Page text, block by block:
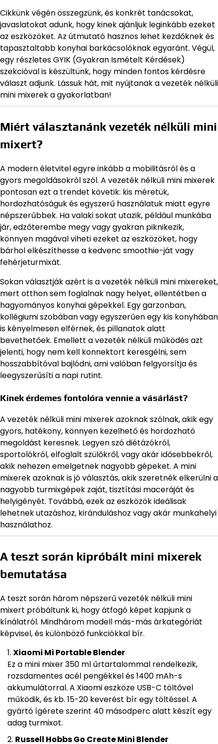
Cikkünk végén összegzünk, és konkrét tanácsokat,
javaslatokat adunk, hogy kinek ajánljuk leginkább ezeket
az eszközöket. Az útmutató hasznos lehet kezdőknek és
tapasztaltabb konyhai barkácsolóknak egyaránt. Végül,
egy részletes GYIK (Gyakran Ismételt Kérdések)
szekcióval is készültünk, hogy minden fontos kérdésre
választ adjunk. Lássuk hát, mit nyújtanak a vezeték nélküli
mini mixerek a gyakorlatban!
Miért választanánk vezeték nélküli mini
mixert?
A modern életvitel egyre inkább a mobilitásról és a
gyors megoldásokról szól. A vezeték nélküli mini mixerek
pontosan ezt a trendet követik: kis méretük,
hordozhatóságuk és egyszerű használatuk miatt egyre
népszerűbbek. Ha valaki sokat utazik, például munkába
jár, edzőterembe megy vagy gyakran piknikezik,
könnyen magával viheti ezeket az eszközöket, hogy
bárhol elkészíthesse a kedvenc smoothie-ját vagy
fehérjeturmixát.
Sokan választják azért is a vezeték nélküli mini mixereket,
mert otthon sem foglalnak nagy helyet, ellentétben a
hagyományos konyhai gépekkel. Egy garzonban,
kollégiumi szobában vagy egyszerűen egy kis konyhában
is kényelmesen elférnek, és pillanatok alatt
bevethetőek. Emellett a vezeték nélküli működés azt
jelenti, hogy nem kell konnektort keresgélni, sem
hosszabbítóval bajlódni, ami valóban felgyorsítja és
leegyszerűsíti a napi rutint.
Kinek érdemes fontolóra vennie a vásárlást?
A vezeték nélküli mini mixerek azoknak szólnak, akik egy
gyors, hatékony, könnyen kezelhető és hordozható
megoldást keresnek. Legyen szó diétázókról,
sportolókról, elfoglalt szülőkről, vagy akár idősebbekről,
akik nehezen emelgetnek nagyobb gépeket. A mini
mixerek azoknak is jó választás, akik szeretnék elkerülni a
nagyobb turmixgépek zaját, tisztítási maceráját és
helyigényét. Továbbá, ezek az eszközök ideálisak
lehetnek utazáshoz, kiránduláshoz vagy akár munkahelyi
használathoz.
A teszt során kipróbált mini mixerek
bemutatása
A teszt során három népszerű vezeték nélküli mini
mixert próbáltunk ki, hogy átfogó képet kapjunk a
kínálatról. Mindhárom modell más-más árkategóriát
képvisel, és különböző funkciókkal bír.
Xiaomi Mi Portable Blender
Ez a mini mixer 350 ml űrtartalommal rendelkezik,
rozsdamentes acél pengékkel és 1400 mAh-s
akkumulátorral. A Xiaomi eszköze USB-C töltővel
működik, és kb. 15-20 keverést bír egy töltéssel. A
gyártó ígérete szerint 40 másodperc alatt készít egy
adag turmixot.
Russell Hobbs Go Create Mini Blender